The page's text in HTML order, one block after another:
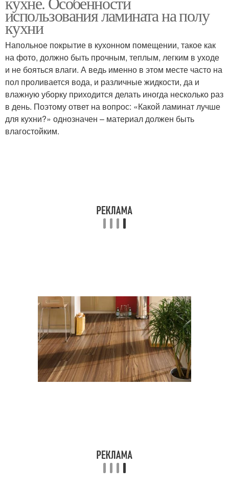
использования ламината на полу
кухни
Напольное покрытие в кухонном помещении, такое как
на фото, должно быть прочным, теплым, легким в уходе
и не бояться влаги. А ведь именно в этом месте часто на
пол проливается вода, и различные жидкости, да и
влажную уборку приходится делать иногда несколько раз
в день. Поэтому ответ на вопрос: «Какой ламинат лучше
для кухни?» однозначен – материал должен быть
влагостойким.